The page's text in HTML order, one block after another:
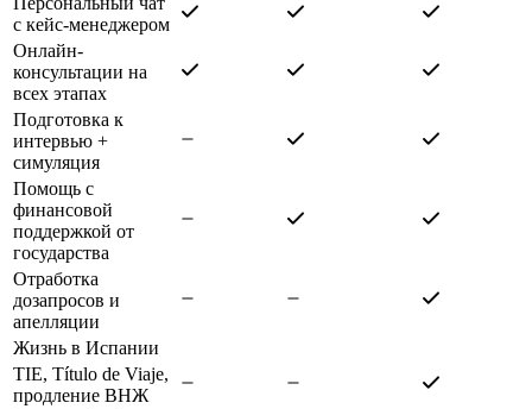
с кейс-менеджером
Онлайн-
консультации на
всех этапах
Подготовка к
интервью +
симуляция
Помощь с
финансовой
поддержкой от
государства
Отработка
дозапросов и
апелляции
Жизнь в Испании
TIE, Título de Viaje,
продление ВНЖ